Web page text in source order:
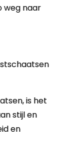
weg naar
is het
stijl en
en